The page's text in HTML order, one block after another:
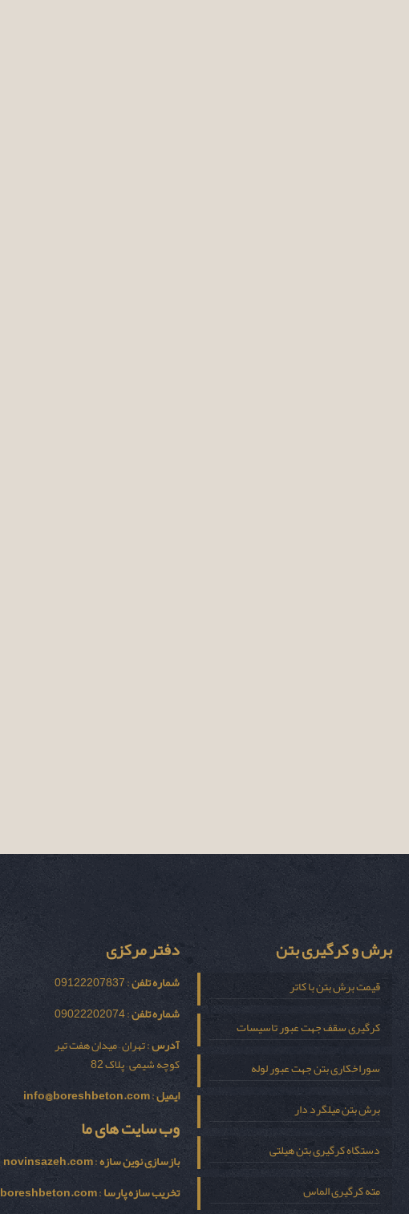
برش و کرگیری بتن
قیمت برش بتن با کاتر
کرگیری سقف جهت عبور تاسیسات
سوراخکاری بتن جهت عبور لوله
برش بتن میلگرد دار
دستگاه کرگیری بتن هیلتی
مته کرگیری الماس
دفتر مرکزی
شماره تلفن: 09122207837
شماره تلفن: 09022202074
آدرس: تهران – میدان هفت تیر
کوچه شیمی – پلاک 82
ایمیل:
info@boreshbeton.com
وب سایت های ما
بازسازی نوين سازه:
novinsazeh.com
تخریب سازه پارسا:
boreshbeton.com